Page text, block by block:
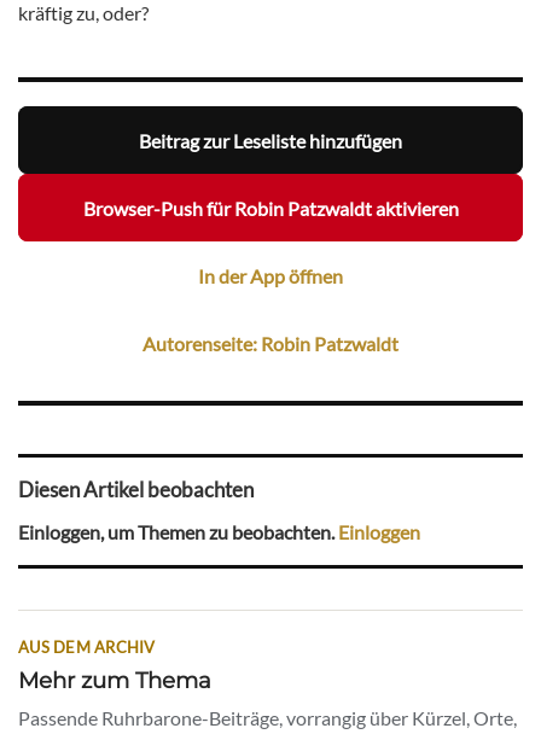
kräftig zu, oder?
Beitrag zur Leseliste hinzufügen
Browser-Push für Robin Patzwaldt aktivieren
In der App öffnen
Autorenseite: Robin Patzwaldt
Diesen Artikel beobachten
Einloggen, um Themen zu beobachten.Einloggen
AUS DEM ARCHIV
Mehr zum Thema
Passende Ruhrbarone-Beiträge, vorrangig über Kürzel, Orte,